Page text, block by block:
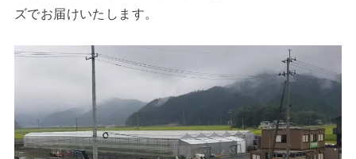
ズでお届けいたします。